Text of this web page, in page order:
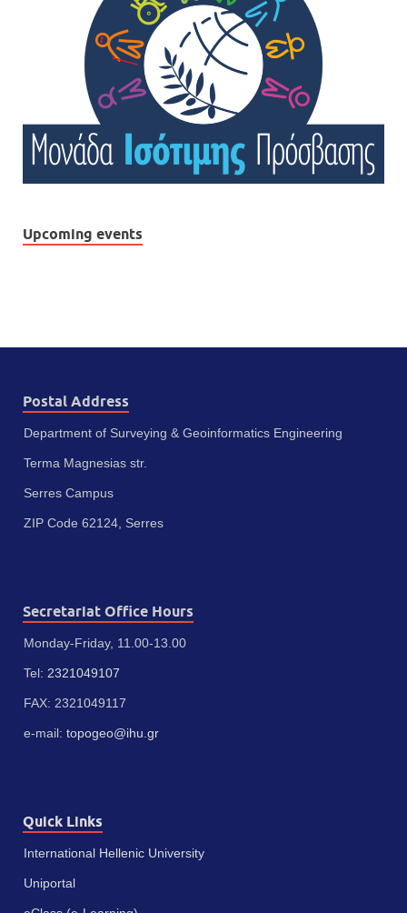
Upcoming events
Postal Address
Department of Surveying & Geoinformatics Engineering
Terma Magnesias str.
Serres Campus
ZIP Code 62124, Serres
Secretariat Office Hours
Monday-Friday, 11.00-13.00
Tel: 2321049107
FAX: 2321049117
e-mail: topogeo@ihu.gr
Quick Links
International Hellenic University
Uniportal